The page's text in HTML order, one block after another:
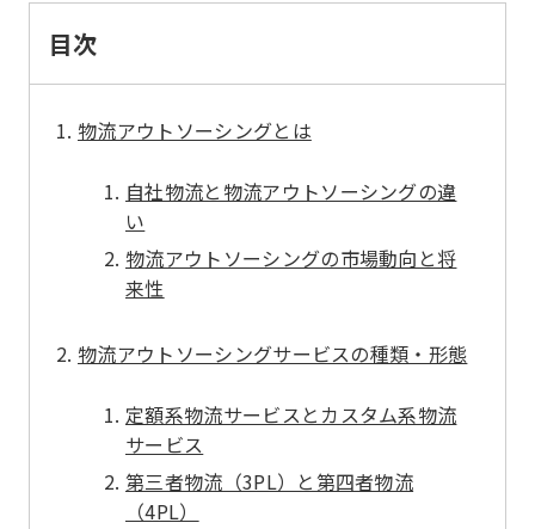
目次
物流アウトソーシングとは
自社物流と物流アウトソーシングの違
い
物流アウトソーシングの市場動向と将
来性
物流アウトソーシングサービスの種類・形態
定額系物流サービスとカスタム系物流
サービス
第三者物流（3PL）と第四者物流
（4PL）